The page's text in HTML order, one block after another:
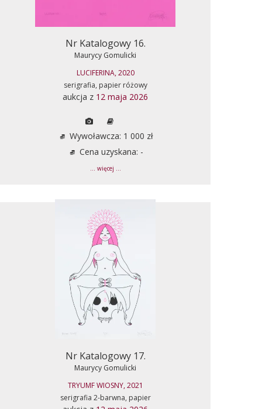
Nr Katalogowy 16.
Maurycy Gomulicki
LUCIFERINA, 2020
serigrafia, papier różowy
aukcja z 12 maja 2026
Wywoławcza: 1 000 zł
Cena uzyskana: -
... więcej ...
Nr Katalogowy 17.
Maurycy Gomulicki
TRYUMF WIOSNY, 2021
serigrafia 2-barwna, papier